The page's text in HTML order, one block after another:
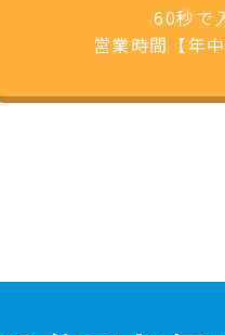
60秒で
営業時間【年